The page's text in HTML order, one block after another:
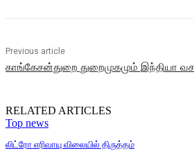
Previous article
காங்கேசன்துறை துறைமுகமும் இந்தியா
RELATED ARTICLES
Top news
லிட்ரோ எரிவாயு விலையில் திருத்தம்